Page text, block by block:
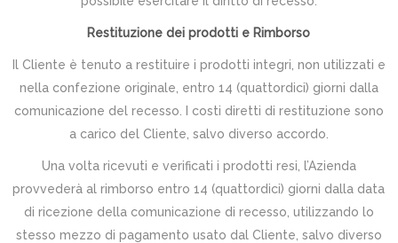
Restituzione dei prodotti e Rimborso
Il Cliente è tenuto a restituire i prodotti integri, non utilizzati e
nella confezione originale, entro 14 (quattordici) giorni dalla
comunicazione del recesso. I costi diretti di restituzione sono
a carico del Cliente, salvo diverso accordo.
Una volta ricevuti e verificati i prodotti resi, l’Azienda
provvederà al rimborso entro 14 (quattordici) giorni dalla data
di ricezione della comunicazione di recesso, utilizzando lo
stesso mezzo di pagamento usato dal Cliente, salvo diverso